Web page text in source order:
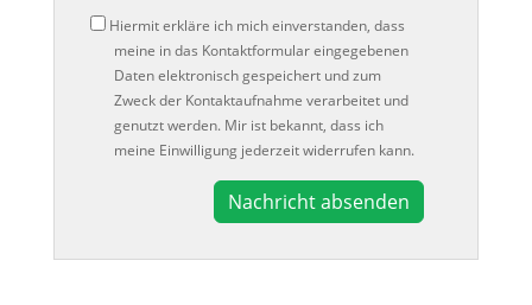
Datenschutz
Hiermit erkläre ich mich einverstanden, dass
meine in das Kontaktformular eingegebenen
Daten elektronisch gespeichert und zum
Zweck der Kontaktaufnahme verarbeitet und
genutzt werden. Mir ist bekannt, dass ich
meine Einwilligung jederzeit widerrufen kann.
l